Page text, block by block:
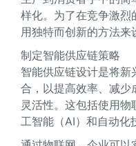
样化。为了在竞争激烈
用独特而创新的方法来
制定智能供应链策略
智能供应链设计是将
合，以提高效率、减少
灵活性。这包括使用物
工智能（AI）和自动化